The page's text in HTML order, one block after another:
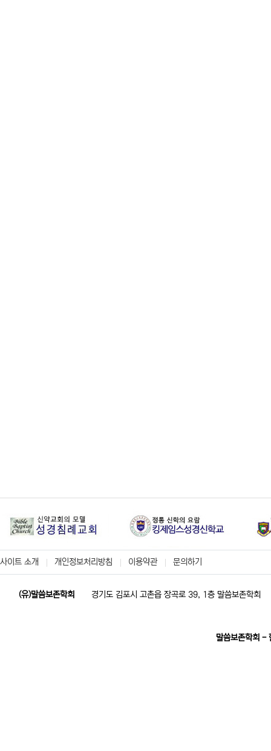
사이트 소개 개인정보처리방침 이용약관 문의하기
(유)말씀보존학회 경기도 김포시 고촌읍 장곡로 39, 1층 말씀보존학회
말씀보존학회 -